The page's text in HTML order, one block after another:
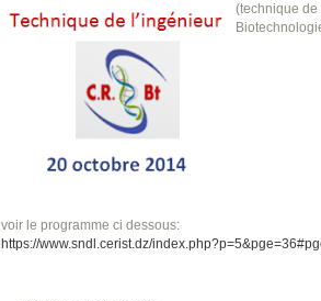
(technique de
voir le programme ci dessous:
https://www.sndl.cerist.dz/